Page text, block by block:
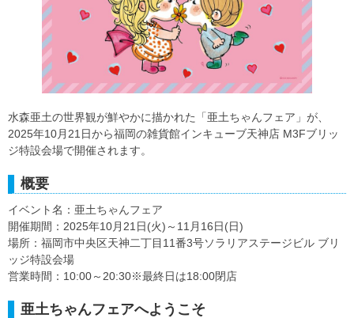
水森亜土の世界観が鮮やかに描かれた「亜土ちゃんフェア」が、
2025年10月21日から福岡の雑貨館インキューブ天神店 M3Fブリッ
ジ特設会場で開催されます。
概要
イベント名：亜土ちゃんフェア
開催期間：2025年10月21日(火)～11月16日(日)
場所：福岡市中央区天神二丁目11番3号ソラリアステージビル ブリ
ッジ特設会場
営業時間：10:00～20:30※最終日は18:00閉店
亜土ちゃんフェアへようこそ